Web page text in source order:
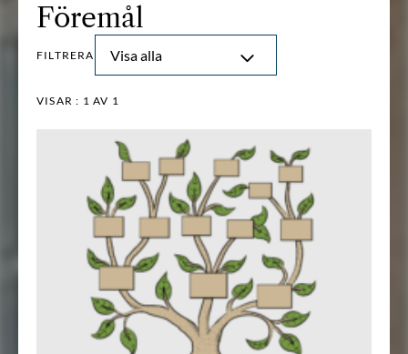
Föremål
FILTRERA Visa alla
VISAR : 1 AV 1